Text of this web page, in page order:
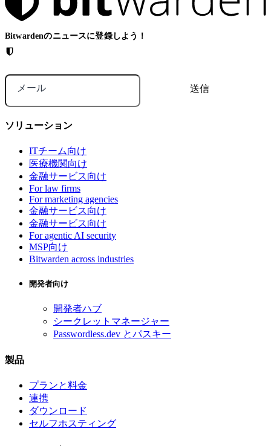
Bitwardenのニュースに登録しよう！
メール
ソリューション
ITチーム向け
医療機関向け
金融サービス向け
For law firms
For marketing agencies
金融サービス向け
金融サービス向け
For agentic AI security
MSP向け
Bitwarden across industries
開発者向け
開発者ハブ
シークレットマネージャー
Passwordless.dev とパスキー
製品
プランと料金
連携
ダウンロード
セルフホスティング